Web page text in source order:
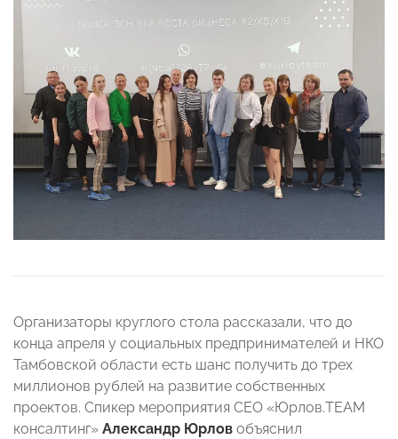
Организаторы круглого стола рассказали, что до
конца апреля у социальных предпринимателей и НКО
Тамбовской области есть шанс получить до трех
миллионов рублей на развитие собственных
проектов. Спикер мероприятия CEO «Юрлов.TEAM
консалтинг» Александр Юрлов объяснил